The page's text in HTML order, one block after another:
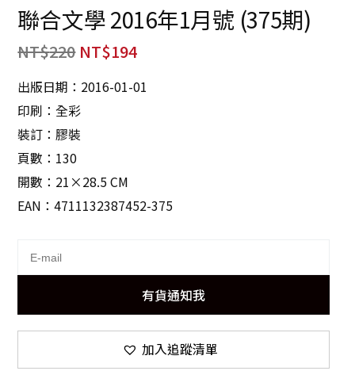
聯合文學 2016年1月號 (375期)
NT$220 NT$194
出版日期：2016-01-01
印刷：全彩
裝訂：膠裝
頁數：130
開數：21×28.5 CM
EAN：4711132387452-375
有貨通知我
加入追蹤清單